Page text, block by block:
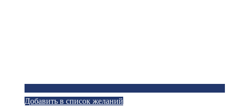
Добавить в список желаний